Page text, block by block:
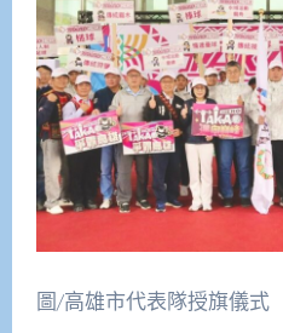
圖/高雄市代表隊授旗儀式